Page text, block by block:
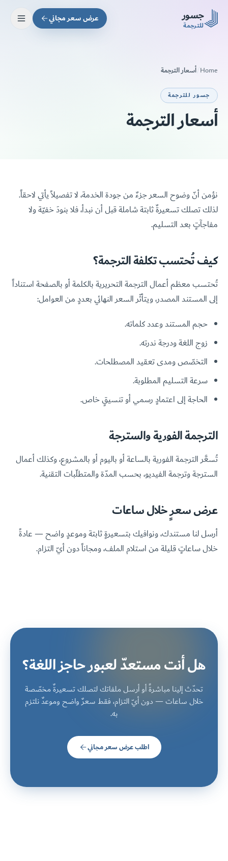
جسور
للترجمة
عرض سعر مجاني
Home أسعار الترجمة
جسور للترجمة
أسعار الترجمة
نؤمن أنّ وضوح السعر جزءٌ من جودة الخدمة، لا تفصيلاً يأتي لاحقاً.
لذلك تصلك تسعيرةٌ ثابتة شاملة قبل أن نبدأ، فلا بنودَ خفيّة ولا
مفاجآتٍ بعد التسليم.
كيف تُحتسب تكلفة الترجمة؟
تُحتسب معظم أعمال الترجمة التحريرية بالكلمة أو بالصفحة استناداً
إلى المستند المصدر، ويتأثّر السعر النهائي بعددٍ من العوامل:
حجم المستند وعدد كلماته.
زوج اللغة ودرجة ندرته.
التخصّص ومدى تعقيد المصطلحات.
سرعة التسليم المطلوبة.
الحاجة إلى اعتمادٍ رسمي أو تنسيقٍ خاص.
الترجمة الفورية والسترجة
تُسعَّر الترجمة الفورية بالساعة أو باليوم أو بالمشروع، وكذلك أعمال
السترجة وترجمة الفيديو، بحسب المدّة والمتطلّبات التقنية.
عرض سعرٍ خلال ساعات
أرسل لنا مستندك، ونوافيك بتسعيرةٍ ثابتة وموعدٍ واضح — عادةً
خلال ساعاتٍ قليلة من استلام الملف، ومجاناً دون أيّ التزام.
هل أنت مستعدّ لعبور حاجز اللغة؟
تحدّث إلينا مباشرةً أو أرسل ملفاتك لتصلك تسعيرةٌ مخصّصة
خلال ساعات — دون أيّ التزام، فقط سعرٌ واضح وموعدٌ نلتزم
به.
اطلب عرض سعر مجاني